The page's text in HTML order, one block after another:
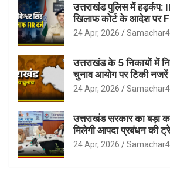
उत्तराखंड पुलिस में हड़कंप:
खिलाफ कोर्ट के आदेश पर
24 Apr, 2026
उत्तराखंड के 5 निकायों में
चुनाव आयोग पर टिकी नजरें
24 Apr, 2026
उत्तराखंड सरकार का बड़ा
मिलेगी आपदा प्रबंधन की
24 Apr, 2026